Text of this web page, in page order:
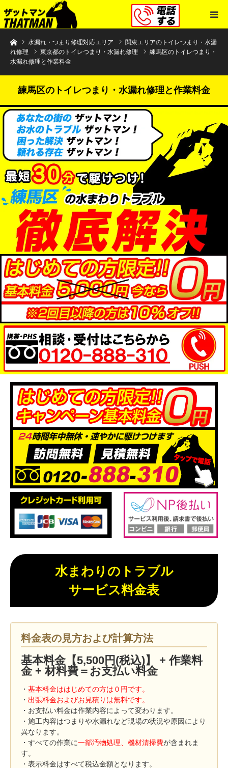
水まわりトラブル解決のザットマン
水漏れ・つまり修理対応エリア
関東エリアのトイレつまり・水漏
れ修理
東京都のトイレつまり・水漏れ修理
練馬区のトイレつまり・
水漏れ修理と作業料金
練馬区のトイレつまり・水漏れ修理と作業料金
水まわりのトラブル
サービス料金表
料金表の見方および計算方法
基本料金【5,500円(税込)】 + 作業料
金 + 材料費＝お支払い料金
・ 基本料金ははじめての方は０円です。
・ 出張料金およびお見積りは無料です。
・お支払い料金は作業内容によって変わります。
・施工内容はつまりや水漏れなど現場の状況や原因により
異なります。
・すべての作業に一部汚物処理、機材清掃費が含まれま
す。
・表示料金はすべて税込金額となります。